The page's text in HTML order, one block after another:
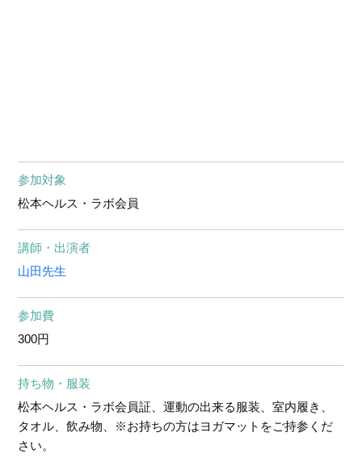
参加対象
松本ヘルス・ラボ会員
講師・出演者
山田先生
参加費
300円
持ち物・服装
松本ヘルス・ラボ会員証、運動の出来る服装、室内履き、
タオル、飲み物、※お持ちの方はヨガマットをご持参くだ
さい。